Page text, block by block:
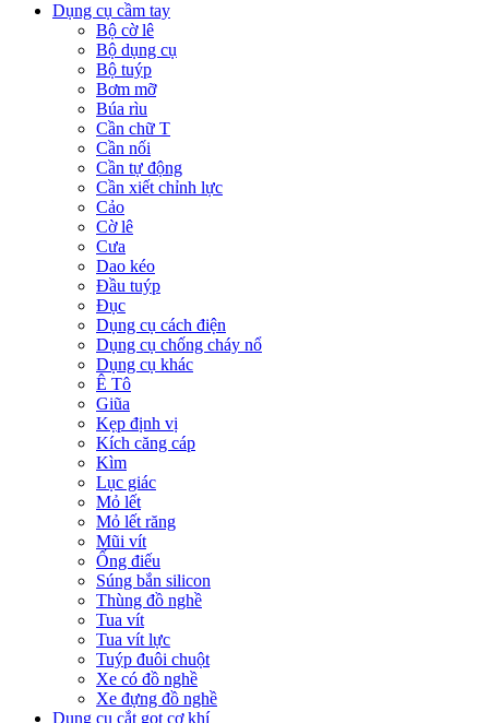
Dụng cụ cầm tay
Bộ cờ lê
Bộ dụng cụ
Bộ tuýp
Bơm mỡ
Búa rìu
Cần chữ T
Cần nối
Cần tự động
Cần xiết chỉnh lực
Cảo
Cờ lê
Cưa
Dao kéo
Đầu tuýp
Đục
Dụng cụ cách điện
Dụng cụ chống cháy nổ
Dụng cụ khác
Ê Tô
Giũa
Kẹp định vị
Kích căng cáp
Kìm
Lục giác
Mỏ lết
Mỏ lết răng
Mũi vít
Ống điếu
Súng bắn silicon
Thùng đồ nghề
Tua vít
Tua vít lực
Tuýp đuôi chuột
Xe có đồ nghề
Xe đựng đồ nghề
Dụng cụ cắt gọt cơ khí